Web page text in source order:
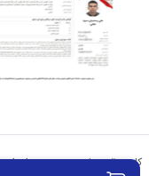
کلیه حقوق مادی و معنوی برای